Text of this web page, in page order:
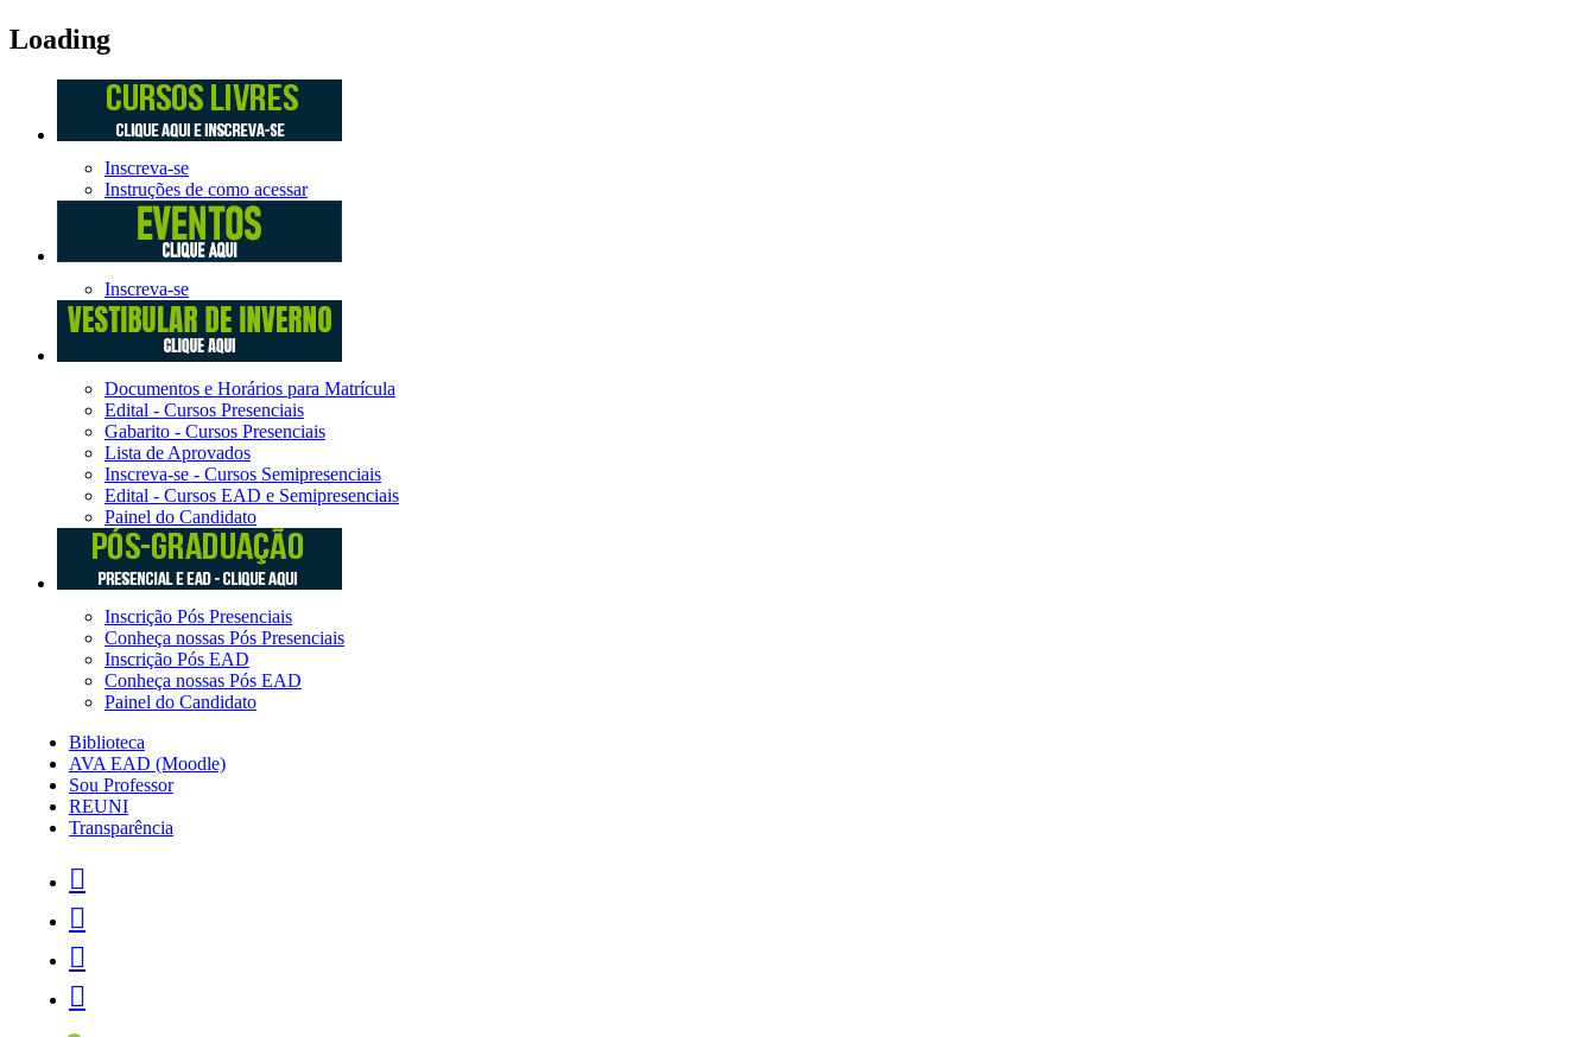
Loading
Inscreva-se
Instruções de como acessar
Inscreva-se
Documentos e Horários para Matrícula
Edital - Cursos Presenciais
Gabarito - Cursos Presenciais
Lista de Aprovados
Inscreva-se - Cursos Semipresenciais
Edital - Cursos EAD e Semipresenciais
Painel do Candidato
Inscrição Pós Presenciais
Conheça nossas Pós Presenciais
Inscrição Pós EAD
Conheça nossas Pós EAD
Painel do Candidato
Biblioteca
AVA EAD (Moodle)
Sou Professor
REUNI
Transparência



